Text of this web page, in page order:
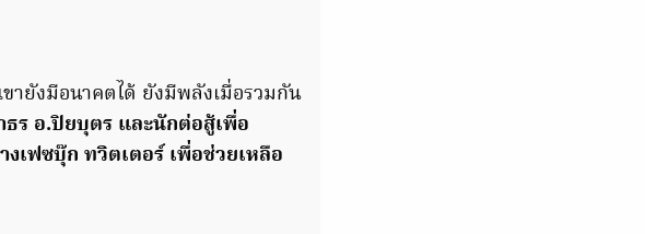
ายังมีอนาคตได้ ยังมีพลังเมื่อรวมกัน
ร อ.ปิยบุตร และนักต่อสู้เพื่อ
เฟซบุ๊ก ทวิตเตอร์ เพื่อช่วยเหลือ